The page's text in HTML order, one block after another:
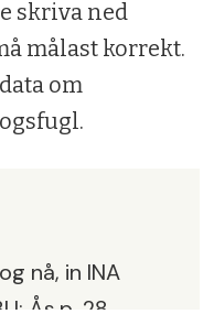
skriva ned
målast korrekt.
om
nå, in INA
Ås.p. 28.